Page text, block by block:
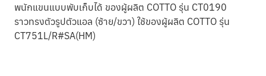
พนักแขนแบบพับเก็บได้ ของผู้ผลิต COTTO รุ่น CT0190
ราวทรงตัวรูปตัวแอล (ซ้าย/ขวา) ใช้ของผู้ผลิต COTTO รุ่น
CT751L/R#SA(HM)